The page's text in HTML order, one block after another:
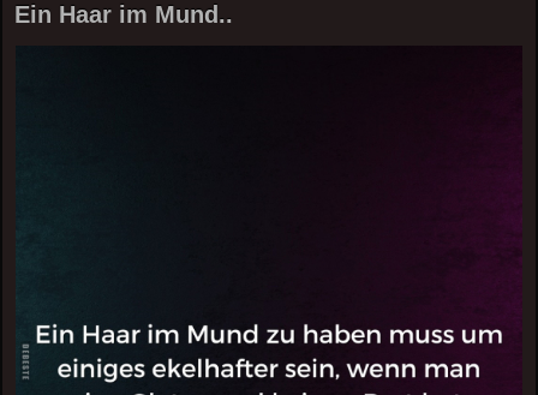
Ein Haar im Mund..